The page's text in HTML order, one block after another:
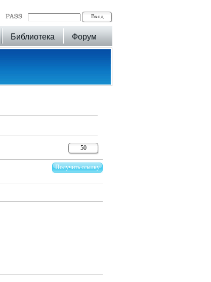
Библиотека Форум
50
Получить ссылку